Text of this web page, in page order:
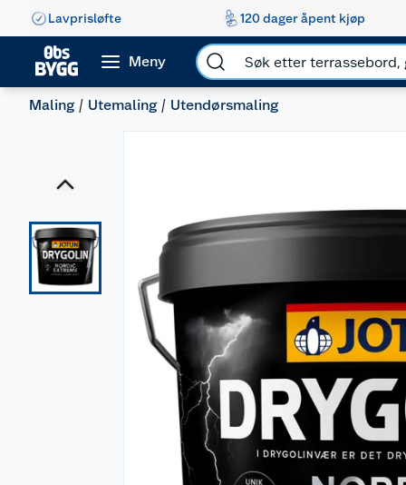
Lavprisløfte 120 dager åpent kjøp
Meny
Maling Utemaling Utendørsmaling